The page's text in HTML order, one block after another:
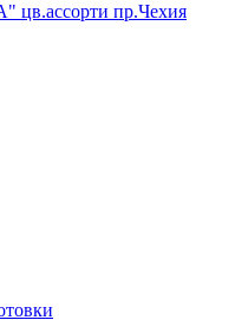
цв.ассорти пр.Чехия